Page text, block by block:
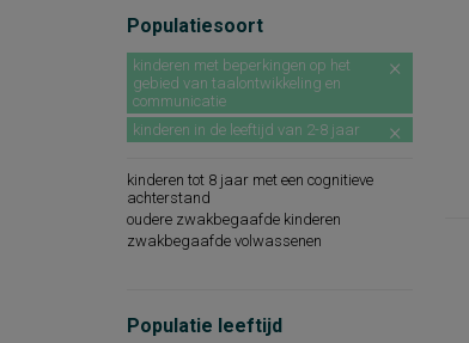
Populatiesoort
kinderen met beperkingen op het
gebied van taalontwikkeling en
communicatie
kinderen in de leeftijd van 2-8 jaar
kinderen tot 8 jaar met een cognitieve
achterstand
oudere zwakbegaafde kinderen
zwakbegaafde volwassenen
Populatie leeftijd